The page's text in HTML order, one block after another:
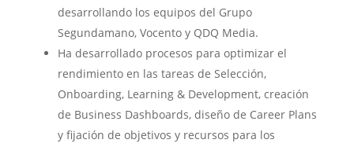
desarrollando los equipos del Grupo
Segundamano, Vocento y QDQ Media.
Ha desarrollado procesos para optimizar el
rendimiento en las tareas de Selección,
Onboarding, Learning & Development, creación
de Business Dashboards, diseño de Career Plans
y fijación de objetivos y recursos para los